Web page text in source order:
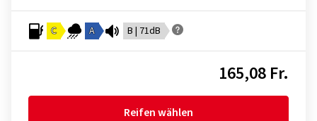
C A B | 71dB
165,08 Fr.
Reifen wählen